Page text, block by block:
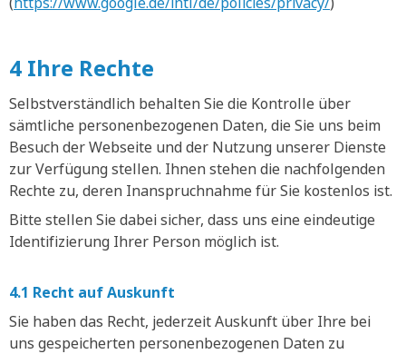
4 Ihre Rechte
Selbstverständlich behalten Sie die Kontrolle über
sämtliche personenbezogenen Daten, die Sie uns beim
Besuch der Webseite und der Nutzung unserer Dienste
zur Verfügung stellen. Ihnen stehen die nachfolgenden
Rechte zu, deren Inanspruchnahme für Sie kostenlos ist.
Bitte stellen Sie dabei sicher, dass uns eine eindeutige
Identifizierung Ihrer Person möglich ist.
4.1 Recht auf Auskunft
Sie haben das Recht, jederzeit Auskunft über Ihre bei
uns gespeicherten personenbezogenen Daten zu